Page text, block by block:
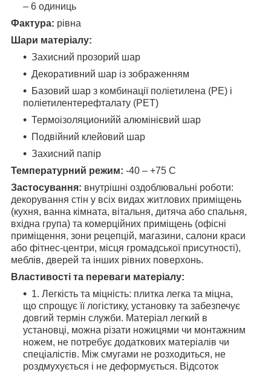
– 6 одиниць
Фактура: рівна
Шари матеріалу:
Захисний прозорий шар
Декоративний шар із зображенням
Базовий шар з комбинації поліетилена (PE) і
поліетилентерефталату (PET)
Термоізоляционийй алюмінієвий шар
Подвійний клейовий шар
Захисний папір
Температурний режим: -40 – +75 С
Застосування: внутрішні оздоблювальні роботи:
декорування стін у всіх видах житлових приміщень
(кухня, ванна кімната, вітальня, дитяча або спальня,
вхідна група) та комерційних приміщень (офісні
приміщення, зони рецепцій, магазини, салони краси
або фітнес-центри, місця громадської присутності),
меблів, дверей та інших рівних поверхонь.
Властивості та переваги матеріалу:
1. Легкість та міцність: плитка легка та міцна,
що спрощує її логістику, установку та забезпечує
довгий термін служби. Матеріал легкий в
установці, можна різати ножицями чи монтажним
ножем, не потребує додаткових матеріалів чи
спеціалістів. Між смугами не розходиться, не
роздмухується і не деформується. Відсоток